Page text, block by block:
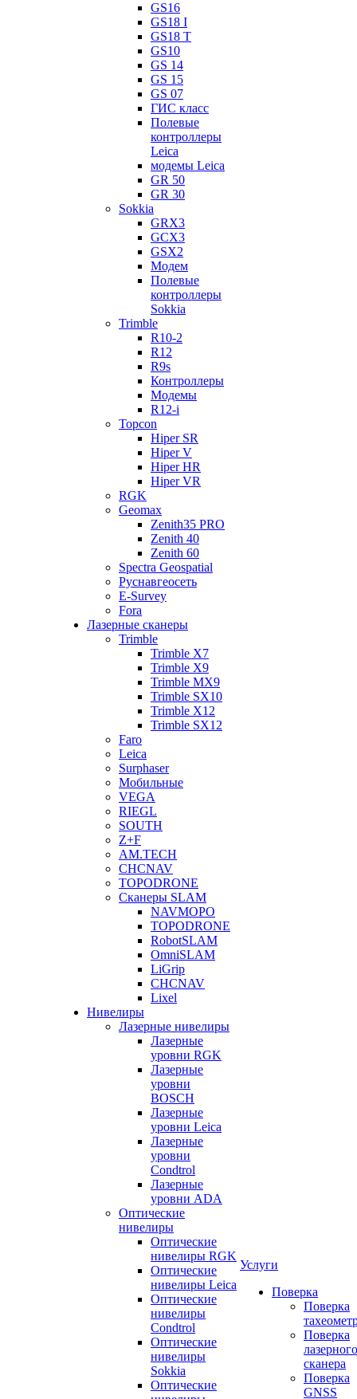
GS16
GS18 I
GS18 T
GS10
GS 14
GS 15
GS 07
ГИС класс
Полевые
контроллеры
Leica
модемы Leica
GR 50
GR 30
Sokkia
GRX3
GCX3
GSX2
Модем
Полевые
контроллеры
Sokkia
Trimble
R10-2
R12
R9s
Контроллеры
Модемы
R12-i
Topcon
Hiper SR
Hiper V
Hiper HR
Hiper VR
RGK
Geomax
Zenith35 PRO
Zenith 40
Zenith 60
Spectra Geospatial
Руснавгеосеть
E-Survey
Fora
Лазерные сканеры
Trimble
Trimble X7
Trimble X9
Trimble MX9
Trimble SX10
Trimble X12
Trimble SX12
Faro
Leica
Surphaser
Мобильные
VEGA
RIEGL
SOUTH
Z+F
AM.TECH
CHCNAV
TOPODRONE
Сканеры SLAM
NAVMOPO
TOPODRONE
RobotSLAM
OmniSLAM
LiGrip
CHCNAV
Lixel
Нивелиры
Лазерные нивелиры
Лазерные
уровни RGK
Лазерные
уровни
BOSCH
Лазерные
уровни Leica
Лазерные
уровни
Condtrol
Лазерные
уровни ADA
Оптические
нивелиры
Оптические
нивелиры RGK
Оптические
нивелиры Leica
Оптические
нивелиры
Condtrol
Оптические
нивелиры
Sokkia
Оптические
Услуги
Поверка
Поверка
Поверка
лазерного
сканера
Поверка
GNSS